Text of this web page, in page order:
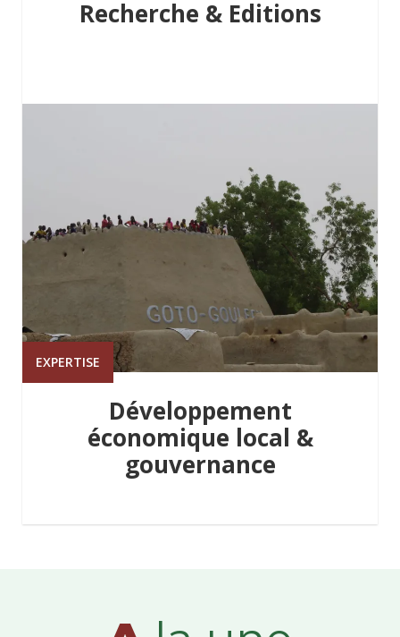
Recherche & Editions
EXPERTISE
Développement
économique local &
gouvernance